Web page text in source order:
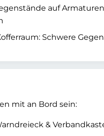
auf
Schwere
mit an Bord sein:
&